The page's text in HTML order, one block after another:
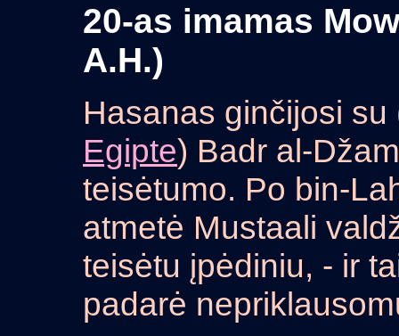
20-as imamas
A.H.)
Hasanas ginčijosi su
Egipte) Badr al-
teisėtumo. Po bin-
atmetė Mustaali
teisėtu įpėdiniu, - ir
padarė